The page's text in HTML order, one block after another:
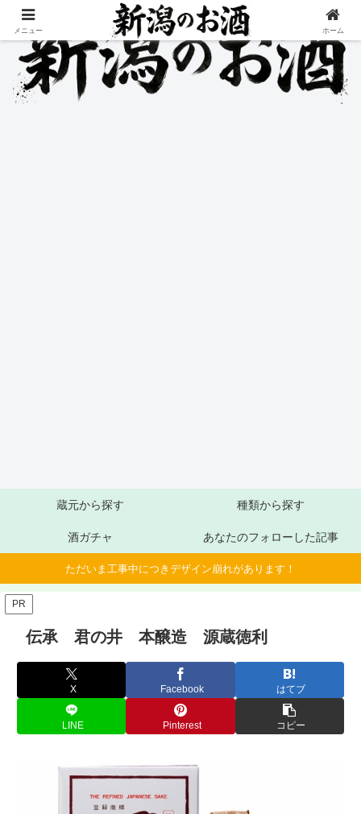
蔵元から探す 種類から探す
酒ガチャ あなたのフォローした記事
ただいま工事中につきデザイン崩れがあります！
PR
伝承 君の井 本醸造 源蔵徳利
X Facebook はてブ
LINE Pinterest コピー
メニュー ホーム